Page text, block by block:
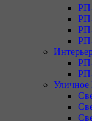
Уличное